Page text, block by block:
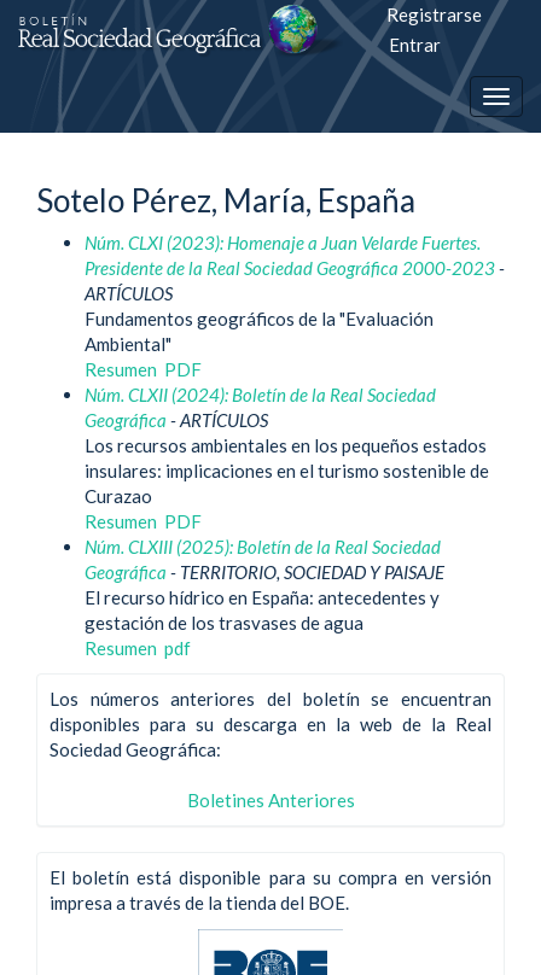
Salto
rápiso
a
página
contenido
Navegación
principal
Contenido
principal
Barra
lateral
Registrarse
Entrar
Sotelo Pérez, María, España
Núm. CLXI (2023): Homenaje a Juan Velarde Fuertes.
Presidente de la Real Sociedad Geográfica 2000-2023-
ARTÍCULOS
Fundamentos geográficos de la "Evaluación
Ambiental"
Resumen PDF
Núm. CLXII (2024): Boletín de la Real Sociedad
Geográfica - ARTÍCULOS
Los recursos ambientales en los pequeños estados
insulares: implicaciones en el turismo sostenible de
Curazao
Resumen PDF
Núm. CLXIII (2025): Boletín de la Real Sociedad
Geográfica - TERRITORIO, SOCIEDAD Y PAISAJE
El recurso hídrico en España: antecedentes y
gestación de los trasvases de agua
Resumen pdf
Los números anteriores del boletín se encuentran
disponibles para su descarga en la web de la Real
Sociedad Geográfica:
Boletines Anteriores
El boletín está disponible para su compra en versión
impresa a través de la tienda del BOE.